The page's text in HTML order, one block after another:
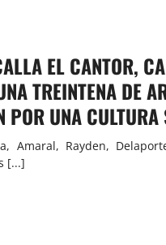
EL CANTOR,
TREINTENA DE
POR UNA CULTURA
Amaral, Rayden,
[...]